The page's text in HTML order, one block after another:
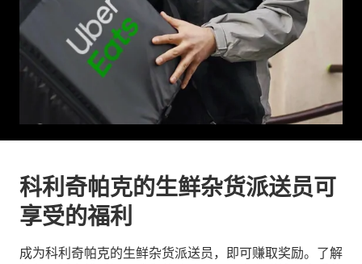
科利奇帕克的生鲜杂货派送员可
享受的福利
成为科利奇帕克的生鲜杂货派送员，即可赚取奖励。了解